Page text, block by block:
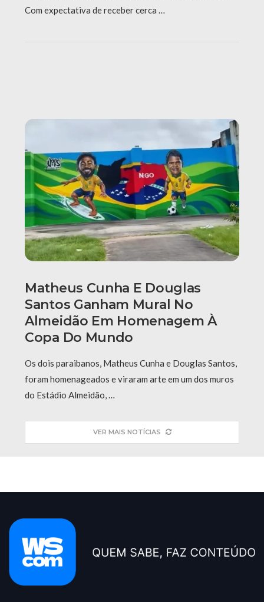
Com expectativa de receber cerca …
Matheus Cunha E Douglas
Santos Ganham Mural No
Almeidão Em Homenagem À
Copa Do Mundo
Os dois paraibanos, Matheus Cunha e Douglas Santos,
foram homenageados e viraram arte em um dos muros
do Estádio Almeidão, …
VER MAIS NOTÍCIAS